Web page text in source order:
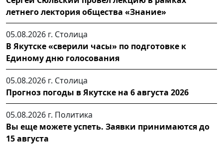
летнего лектория общества «Знание»
05.08.2026 г. Столица
В Якутске «сверили часы» по подготовке к
Единому дню голосования
05.08.2026 г. Столица
Прогноз погоды в Якутске на 6 августа 2026
05.08.2026 г. Политика
Вы еще можете успеть. Заявки принимаются до
15 августа